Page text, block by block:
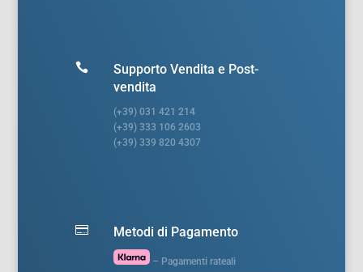

Supporto Vendita e Post-
vendita
(+39) 031 421 214
(+39) 333 106 2603
(+39) 339 820 4307
 Metodi di Pagamento
– Pagamenti rateali